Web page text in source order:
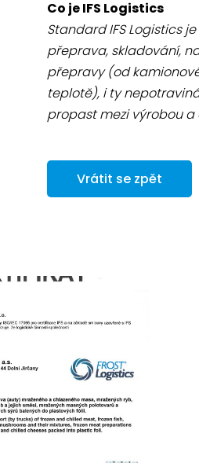
Co je IFS Logistics
Standard IFS Logistics
přeprava, skladování,
přepravy (od
teplotě), i ty
propast mezi výrobou
Vrátit se zpět